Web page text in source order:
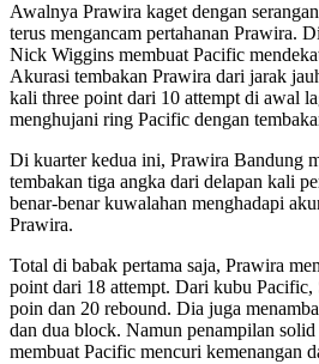
Awalnya Prawira kaget dengan
terus mengancam pertahanan Prawira.
Nick Wiggins membuat Pacific
Akurasi tembakan Prawira dari jarak
kali three point dari 10 attempt di awal
menghujani ring Pacific dengan
Di kuarter kedua ini, Prawira Bandung
tembakan tiga angka dari delapan kali
benar-benar kuwalahan menghadapi
Prawira.
Total di babak pertama saja, Prawira
point dari 18 attempt. Dari kubu Pacific,
poin dan 20 rebound. Dia juga
dan dua block. Namun penampilan
membuat Pacific mencuri kemenangan